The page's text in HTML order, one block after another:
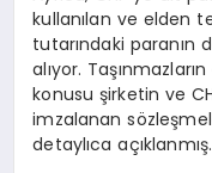
kullanılan ve elden
tutarındaki paranın
alıyor.
konusu şirketin ve
imzalanan
detaylıca açıklanmış.